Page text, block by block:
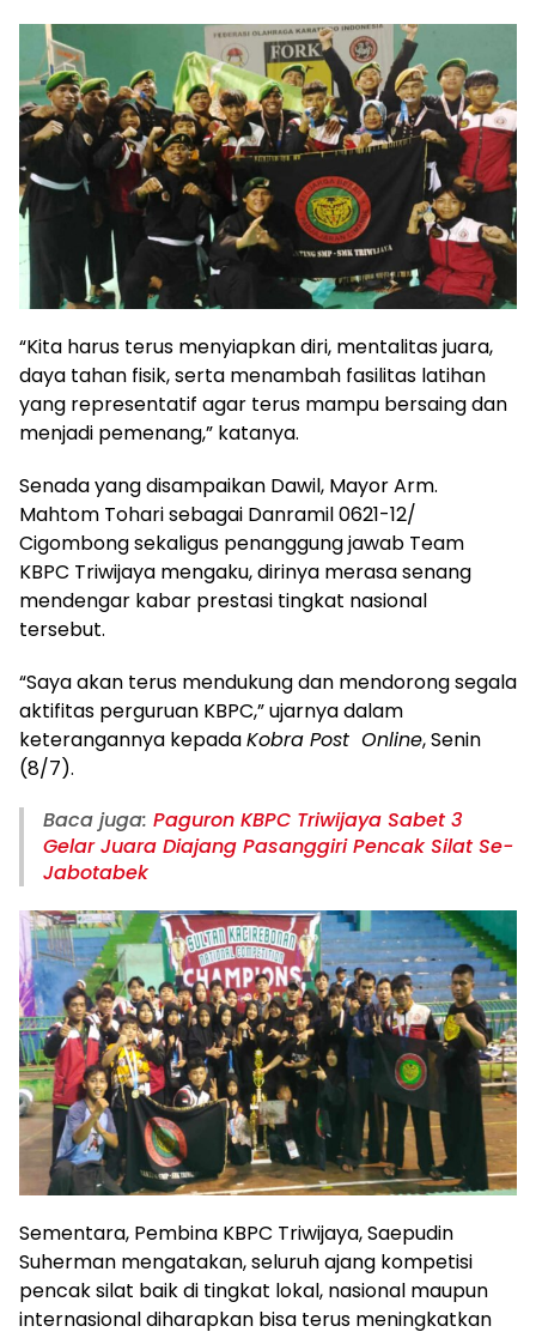
“Kita harus terus menyiapkan diri, mentalitas juara,
daya tahan fisik, serta menambah fasilitas latihan
yang representatif agar terus mampu bersaing dan
menjadi pemenang,” katanya.
Senada yang disampaikan Dawil, Mayor Arm.
Mahtom Tohari sebagai Danramil 0621-12/
Cigombong sekaligus penanggung jawab Team
KBPC Triwijaya mengaku, dirinya merasa senang
mendengar kabar prestasi tingkat nasional
tersebut.
“Saya akan terus mendukung dan mendorong segala
aktifitas perguruan KBPC,” ujarnya dalam
keterangannya kepadaKobra Post Online, Senin
(8/7).
Baca juga: Paguron KBPC Triwijaya Sabet 3
Gelar Juara Diajang Pasanggiri Pencak Silat Se-
Jabotabek
Sementara, Pembina KBPC Triwijaya, Saepudin
Suherman mengatakan, seluruh ajang kompetisi
pencak silat baik di tingkat lokal, nasional maupun
internasional diharapkan bisa terus meningkatkan